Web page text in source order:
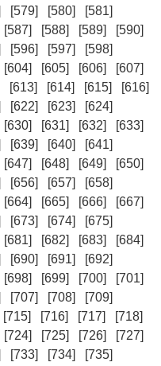
[579] [580]
[581]
[587] [588] [589]
[590]
[596] [597]
[598]
[604] [605] [606]
[607]
[613] [614] [615]
[616]
[622] [623]
[624]
[630] [631] [632]
[633]
[639] [640]
[641]
[647] [648] [649]
[650]
[656] [657]
[658]
[664] [665] [666]
[667]
[673] [674]
[675]
[681] [682] [683]
[684]
[690] [691]
[692]
[698] [699] [700]
[701]
[707] [708]
[709]
[715] [716] [717]
[718]
[724] [725] [726]
[727]
[733] [734]
[735]